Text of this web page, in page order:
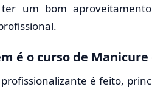
ter um bom
é o curso de
profissionalizante é feito,